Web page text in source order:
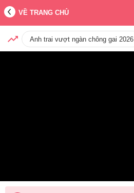
VỀ TRANG CHỦ
Anh trai vượt ngàn chông gai 2026